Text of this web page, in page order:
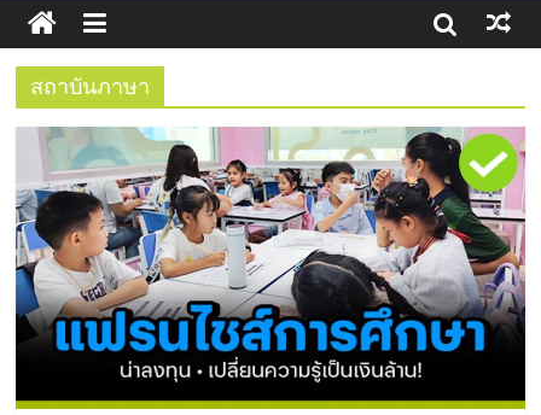
ธุรกิจ
SME
แห่ง
ประเทศไทย,
ThaiSMEsCenter,
รวม
สถาบันภาษา